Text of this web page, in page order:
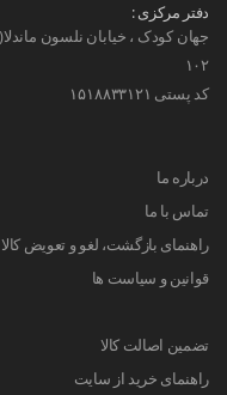
دفتر مرکزی :
۱۰۲
کد پستی ۱۵۱۸۸۳۳۱۲۱
درباره ما
تماس با ما
راهنمای بازگشت، لغو و تعویض کالا
قوانین و سیاست ها
تضمین اصالت کالا
راهنمای خرید از سایت